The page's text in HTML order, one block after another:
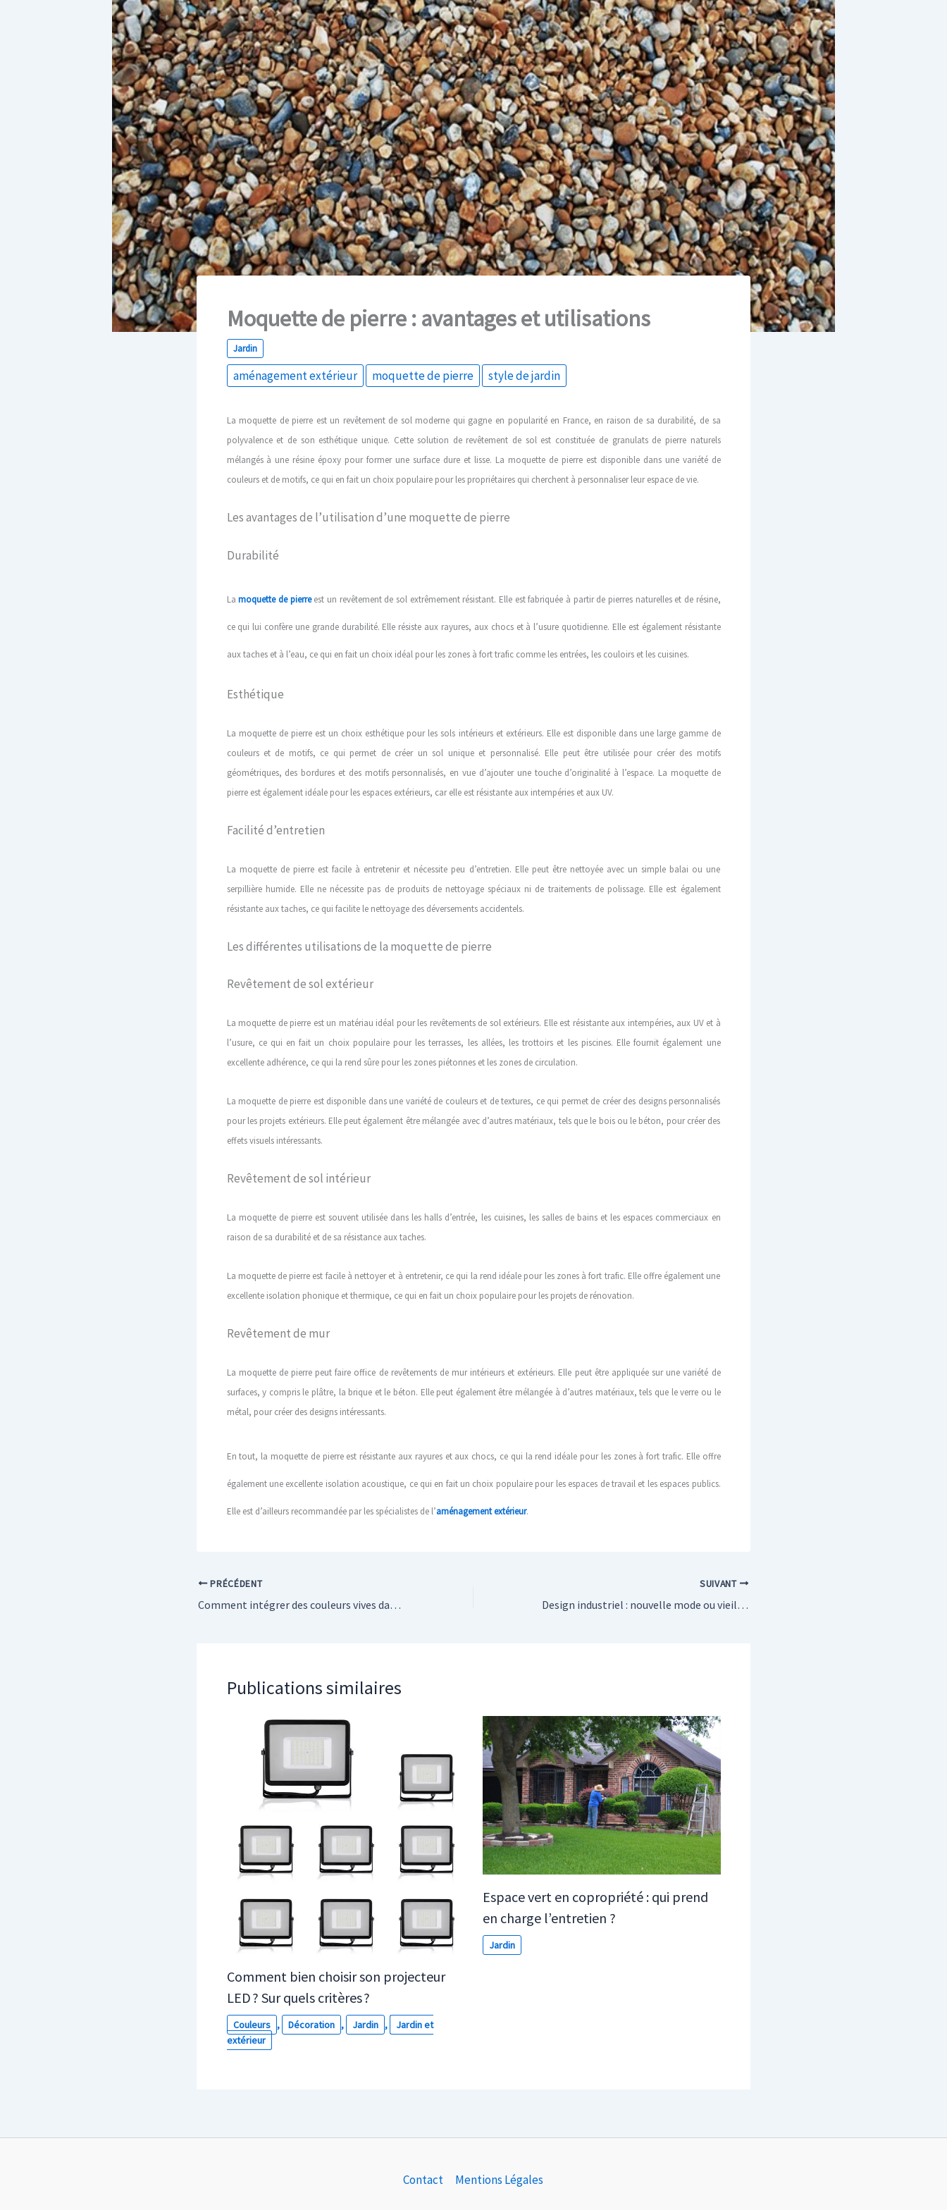
Moquette de pierre : avantages et utilisations
Jardin
aménagement extérieur moquette de pierre style de jardin
La moquette de pierre est un revêtement de sol moderne qui gagne en popularité en France, en raison de sa durabilité, de sa
polyvalence et de son esthétique unique. Cette solution de revêtement de sol est constituée de granulats de pierre naturels
mélangés à une résine époxy pour former une surface dure et lisse. La moquette de pierre est disponible dans une variété de
couleurs et de motifs, ce qui en fait un choix populaire pour les propriétaires qui cherchent à personnaliser leur espace de vie.
Les avantages de l’utilisation d’une moquette de pierre
Durabilité
Lamoquette de pierreest un revêtement de sol extrêmement résistant. Elle est fabriquée à partir de pierres naturelles et de résine,
ce qui lui confère une grande durabilité. Elle résiste aux rayures, aux chocs et à l’usure quotidienne. Elle est également résistante
aux taches et à l’eau, ce qui en fait un choix idéal pour les zones à fort trafic comme les entrées, les couloirs et les cuisines.
Esthétique
La moquette de pierre est un choix esthétique pour les sols intérieurs et extérieurs. Elle est disponible dans une large gamme de
couleurs et de motifs, ce qui permet de créer un sol unique et personnalisé. Elle peut être utilisée pour créer des motifs
géométriques, des bordures et des motifs personnalisés, en vue d’ajouterune touche d’originalité à l’espace. La moquette de
pierre est également idéale pour les espaces extérieurs, car elle est résistante aux intempéries et aux UV.
Facilité d’entretien
La moquette de pierre est facile à entretenir et nécessite peu d’entretien. Elle peut être nettoyée avec un simple balai ou une
serpillière humide. Elle ne nécessite pas de produits de nettoyage spéciaux ni de traitements de polissage. Elle est également
résistante aux taches, ce qui facilite le nettoyage des déversements accidentels.
Les différentes utilisations de la moquette de pierre
Revêtement de sol extérieur
La moquette de pierre est un matériau idéal pour les revêtements de sol extérieurs. Elle est résistante aux intempéries, aux UV et à
l’usure, ce qui en fait un choix populaire pour les terrasses, les allées, les trottoirs et les piscines. Elle fournit également une
excellente adhérence, ce qui la rend sûre pour les zones piétonnes et les zones de circulation.
La moquette de pierre est disponible dans une variété de couleurs et de textures, ce qui permet de créer des designs personnalisés
pour les projets extérieurs. Elle peut également être mélangée avec d’autres matériaux, tels que le bois ou le béton, pour créer des
effets visuels intéressants.
Revêtement de sol intérieur
La moquette de pierre est souvent utilisée dans les halls d’entrée, les cuisines, les salles de bains et les espaces commerciaux en
raison de sa durabilité et de sa résistance aux taches.
La moquette de pierre est facile à nettoyer et à entretenir, ce qui la rend idéale pour les zones à fort trafic. Elle offre également une
excellente isolation phonique et thermique, ce qui en fait un choix populaire pour les projets de rénovation.
Revêtement de mur
La moquette de pierre peut faire office de revêtements de mur intérieurs et extérieurs. Elle peut être appliquée sur une variété de
surfaces, y compris le plâtre, la brique et le béton. Elle peut également être mélangée à d’autres matériaux, tels que le verre ou le
métal, pour créer des designs intéressants.
En tout, la moquette de pierre est résistante aux rayures et aux chocs, ce qui la rend idéale pour les zones à fort trafic. Elle offre
également une excellente isolation acoustique, ce qui en fait un choix populaire pour les espaces de travail et les espaces publics.
Elle est d’ailleurs recommandée par les spécialistes de l’aménagement extérieur.
PRÉCÉDENT
Comment intégrer des couleurs vives dans un salon sans le surcharger : le guide complet
SUIVANT
Design industriel : nouvelle mode ou vieille tendance ?
Publications similaires
Comment bien choisir son projecteur
LED ? Sur quels critères ?
Couleurs , Décoration , Jardin ,
Jardin et
extérieur
Espace vert en copropriété : qui prend
en charge l’entretien ?
Jardin
Contact Mentions Légales